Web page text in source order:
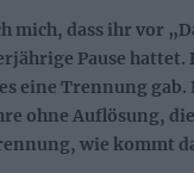
mich, dass ihr vor
Pause hattet.
eine Trennung gab.
ohne Auflösung,
wie kommt